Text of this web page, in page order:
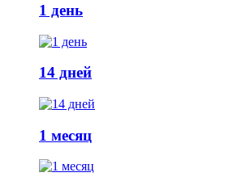
1 день
14 дней
1 месяц